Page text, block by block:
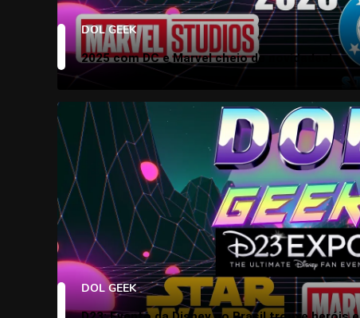
DOL GEEK
2025 com DC e Marvel cheio de novidades!
DOL GEEK